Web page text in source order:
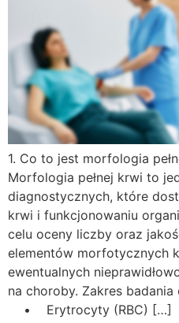
1. Co to jest morfologia
Morfologia pełnej krwi to
diagnostycznych, które
krwi i funkcjonowaniu
celu oceny liczby oraz
elementów morfotycznych
ewentualnych
na choroby. Zakres badania
• Erytrocyty (RBC) […]